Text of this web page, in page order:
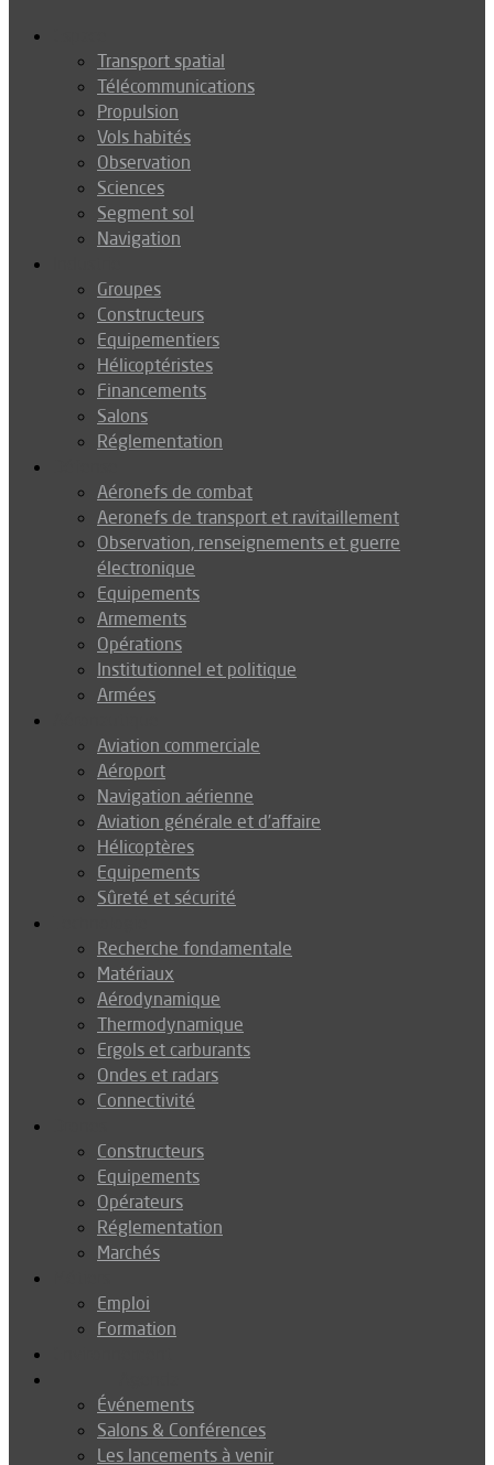
Transport spatial
Télécommunications
Propulsion
Vols habités
Observation
Sciences
Segment sol
Navigation
Groupes
Constructeurs
Equipementiers
Hélicoptéristes
Financements
Salons
Réglementation
Aéronefs de combat
Aeronefs de transport et ravitaillement
Observation, renseignements et guerre
électronique
Equipements
Armements
Opérations
Institutionnel et politique
Armées
Aviation commerciale
Aéroport
Navigation aérienne
Aviation générale et d’affaire
Hélicoptères
Equipements
Sûreté et sécurité
Recherche fondamentale
Matériaux
Aérodynamique
Thermodynamique
Ergols et carburants
Ondes et radars
Connectivité
Constructeurs
Equipements
Opérateurs
Réglementation
Marchés
Emploi
Formation
Événements
Salons & Conférences
Les lancements à venir